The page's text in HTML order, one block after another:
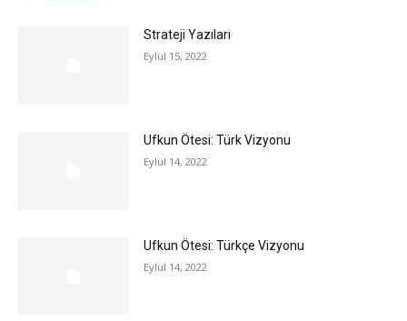
Strateji Yazıları
Eylül 15, 2022
Ufkun Ötesi: Türk Vizyonu
Eylül 14, 2022
Ufkun Ötesi: Türkçe Vizyonu
Eylül 14, 2022